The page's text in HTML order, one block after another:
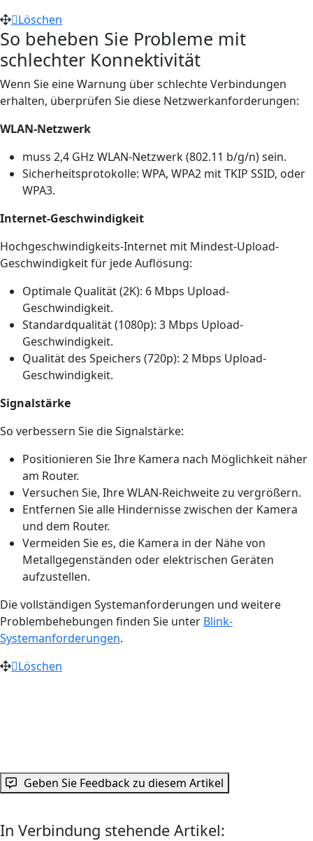
Löschen
So beheben Sie Probleme mit
schlechter Konnektivität
Wenn Sie eine Warnung über schlechte Verbindungen
erhalten, überprüfen Sie diese Netzwerkanforderungen:
WLAN-Netzwerk
muss 2,4 GHz WLAN-Netzwerk (802.11 b/g/n) sein.
Sicherheitsprotokolle: WPA, WPA2 mit TKIP SSID, oder
WPA3.
Internet-Geschwindigkeit
Hochgeschwindigkeits-Internet mit Mindest-Upload-
Geschwindigkeit für jede Auflösung:
Optimale Qualität (2K): 6 Mbps Upload-
Geschwindigkeit.
Standardqualität (1080p): 3 Mbps Upload-
Geschwindigkeit.
Qualität des Speichers (720p): 2 Mbps Upload-
Geschwindigkeit.
Signalstärke
So verbessern Sie die Signalstärke:
Positionieren Sie Ihre Kamera nach Möglichkeit näher
am Router.
Versuchen Sie, Ihre WLAN-Reichweite zu vergrößern.
Entfernen Sie alle Hindernisse zwischen der Kamera
und dem Router.
Vermeiden Sie es, die Kamera in der Nähe von
Metallgegenständen oder elektrischen Geräten
aufzustellen.
Die vollständigen Systemanforderungen und weitere
Problembehebungen finden Sie unter Blink-
Systemanforderungen.
Löschen
Geben Sie Feedback zu diesem Artikel
In Verbindung stehende Artikel: